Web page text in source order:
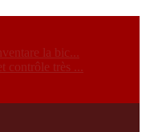
la bic...
très ...